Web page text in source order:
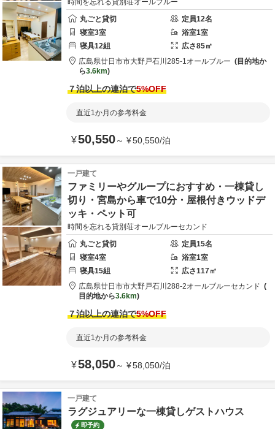
時間を忘れる貸別荘オールブルー
丸ごと貸切
定員12名
寝室3室 浴室1室
寝具12組 広さ85㎡
広島県廿日市市大野戸石川285-1オールブルー
目的地か
ら3.6km
７泊以上の連泊で5%OFF
直近1か月の参考料金
¥50,550～ ¥50,550/泊
一戸建て
ファミリーやグループにおすすめ・一棟貸し
切り・宮島から車で10分・屋根付きウッドデ
ッキ・ペット可
時間を忘れる貸別荘オールブルーセカンド
丸ごと貸切
定員15名
寝室4室 浴室1室
寝具15組 広さ117㎡
広島県廿日市市大野戸石川288-2オールブルーセカンド
目的地から3.6km
７泊以上の連泊で5%OFF
直近1か月の参考料金
¥58,050～ ¥58,050/泊
一戸建て
ラグジュアリーな一棟貸しゲストハウス
即予約